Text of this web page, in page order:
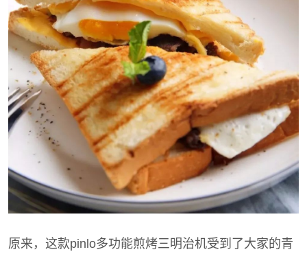
原来，这款pinlo多功能煎烤三明治机受到了大家的青